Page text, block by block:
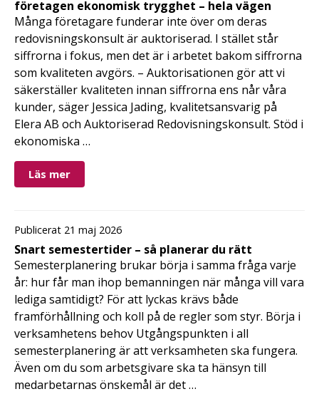
företagen ekonomisk trygghet – hela vägen
Många företagare funderar inte över om deras
redovisningskonsult är auktoriserad. I stället står
siffrorna i fokus, men det är i arbetet bakom siffrorna
som kvaliteten avgörs. – Auktorisationen gör att vi
säkerställer kvaliteten innan siffrorna ens når våra
kunder, säger Jessica Jading, kvalitetsansvarig på
Elera AB och Auktoriserad Redovisningskonsult. Stöd i
ekonomiska …
Läs mer
Publicerat 21 maj 2026
Snart semestertider – så planerar du rätt
Semesterplanering brukar börja i samma fråga varje
år: hur får man ihop bemanningen när många vill vara
lediga samtidigt? För att lyckas krävs både
framförhållning och koll på de regler som styr. Börja i
verksamhetens behov Utgångspunkten i all
semesterplanering är att verksamheten ska fungera.
Även om du som arbetsgivare ska ta hänsyn till
medarbetarnas önskemål är det …